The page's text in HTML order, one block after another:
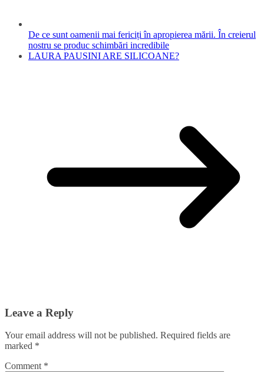
De ce sunt oamenii mai fericiți în apropierea mării. În creierul
nostru se produc schimbări incredibile
LAURA PAUSINI ARE SILICOANE?
Leave a Reply
Your email address will not be published. Required fields are
marked *
Comment *